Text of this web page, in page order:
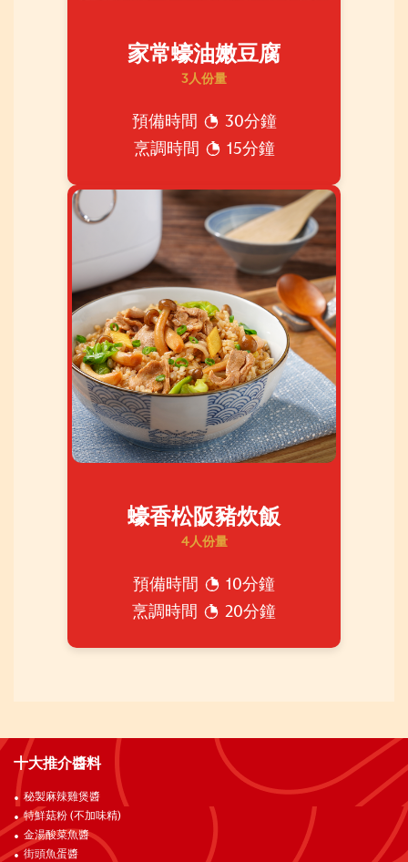
家常蠔油嫩豆腐
3人份量
預備時間
30分鐘
烹調時間
15分鐘
蠔香松阪豬炊飯
4人份量
預備時間
10分鐘
烹調時間
20分鐘
十大推介醬料
秘製麻辣雞煲醬
特鮮菇粉 (不加味精)
金湯酸菜魚醬
街頭魚蛋醬